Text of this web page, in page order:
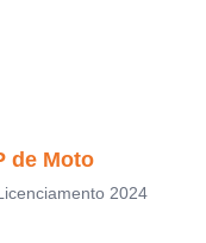
de Moto
2024